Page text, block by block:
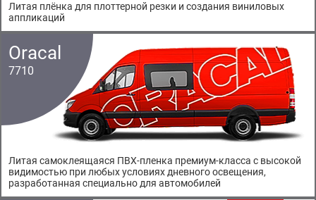
Литая плёнка для плоттерной резки и создания виниловых
аппликаций
Oracal
7710
Литая самоклеящаяся ПВХ-пленка премиум-класса с высокой
видимостью при любых условиях дневного освещения,
разработанная специально для автомобилей